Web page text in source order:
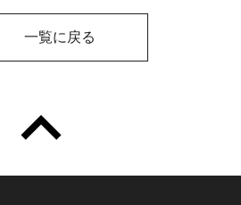
一覧に戻る